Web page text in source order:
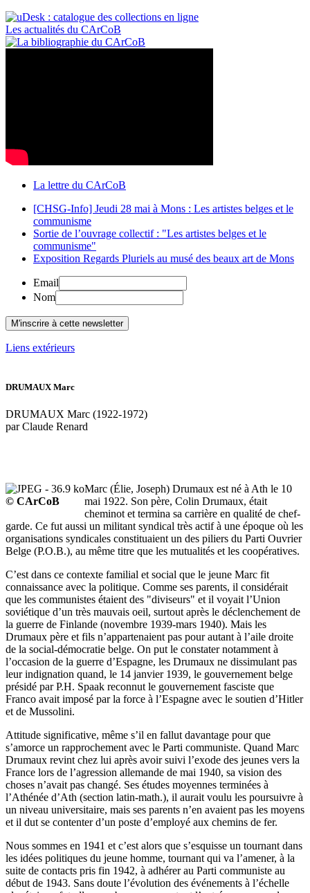
Les actualités du CArCoB
La lettre du CArCoB
[CHSG-Info] Jeudi 28 mai à Mons : Les artistes belges et le
communisme
Sortie de l’ouvrage collectif : "Les artistes belges et le
communisme"
Exposition Regards Pluriels au musé des beaux art de Mons
Email
Nom
Liens extérieurs
DRUMAUX Marc
DRUMAUX Marc (1922-1972)
par Claude Renard
© CArCoB
Marc (Élie, Joseph) Drumaux est né à Ath le 10
mai 1922. Son père, Colin Drumaux, était
cheminot et termina sa carrière en qualité de chef-
garde. Ce fut aussi un militant syndical très actif à une époque où les
organisations syndicales constituaient un des piliers du Parti Ouvrier
Belge (P.O.B.), au même titre que les mutualités et les coopératives.
C’est dans ce contexte familial et social que le jeune Marc fit
connaissance avec la politique. Comme ses parents, il considérait
que les communistes étaient des "diviseurs" et il voyait l’Union
soviétique d’un très mauvais oeil, surtout après le déclenchement de
la guerre de Finlande (novembre 1939-mars 1940). Mais les
Drumaux père et fils n’appartenaient pas pour autant à l’aile droite
de la social-démocratie belge. On put le constater notamment à
l’occasion de la guerre d’Espagne, les Drumaux ne dissimulant pas
leur indignation quand, le 14 janvier 1939, le gouvernement belge
présidé par P.H. Spaak reconnut le gouvernement fasciste que
Franco avait imposé par la force à l’Espagne avec le soutien d’Hitler
et de Mussolini.
Attitude significative, même s’il en fallut davantage pour que
s’amorce un rapprochement avec le Parti communiste. Quand Marc
Drumaux revint chez lui après avoir suivi l’exode des jeunes vers la
France lors de l’agression allemande de mai 1940, sa vision des
choses n’avait pas changé. Ses études moyennes terminées à
l’Athénée d’Ath (section latin-math.), il aurait voulu les poursuivre à
un niveau universitaire, mais ses parents n’en avaient pas les moyens
et il dut se contenter d’un poste d’employé aux chemins de fer.
Nous sommes en 1941 et c’est alors que s’esquisse un tournant dans
les idées politiques du jeune homme, tournant qui va l’amener, à la
suite de contacts pris fin 1942, à adhérer au Parti communiste au
début de 1943. Sans doute l’évolution des événements à l’échelle